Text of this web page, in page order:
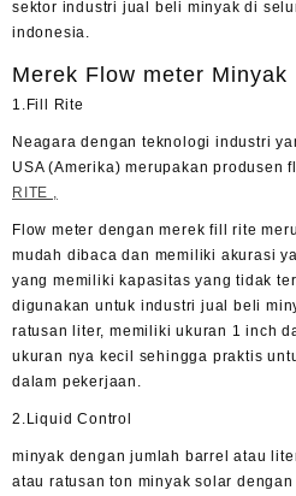
sektor industri jual beli minyak di
indonesia.
Merek Flow meter Minyak
1.Fill Rite
Neagara dengan teknologi industri
USA (Amerika) merupakan produsen
RITE ,
Flow meter dengan merek fill rite
mudah dibaca dan memiliki akurasi
yang memiliki kapasitas yang tidak
digunakan untuk industri jual beli
ratusan liter, memiliki ukuran 1 inch
ukuran nya kecil sehingga praktis
dalam pekerjaan.
2.Liquid Control
minyak dengan jumlah barrel atau
atau ratusan ton minyak solar